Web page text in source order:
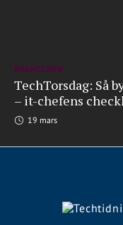
BRANSCHEN
TechTorsdag: Så
– it-chefens
19 mars